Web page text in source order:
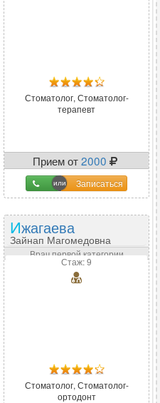
Стоматолог, Стоматолог-
терапевт
Прием от2000
Записаться
Ижагаева
Зайнап Магомедовна
Врач первой категории
Стаж: 9
Стоматолог, Стоматолог-
ортодонт